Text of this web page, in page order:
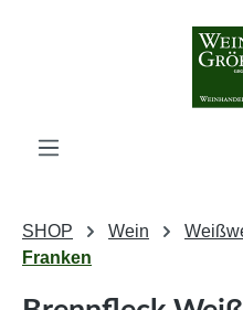
Zum Hauptinhalt springen
SHOP Wein
Franken